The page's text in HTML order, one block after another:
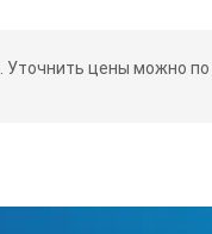
Уточнить цены можно